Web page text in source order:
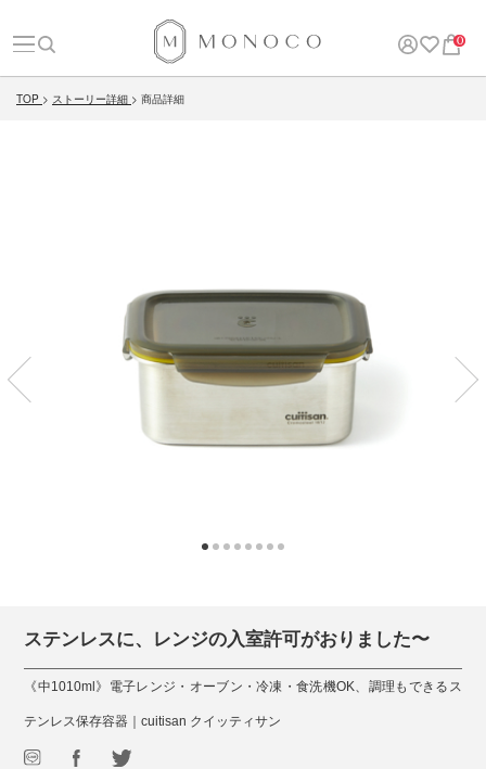
0
TOP ストーリー詳細 商品詳細
ステンレスに、レンジの入室許可がおりました〜
《中1010ml》電子レンジ・オーブン・冷凍・食洗機OK、調理もできるス
テンレス保存容器｜cuitisan クイッティサン